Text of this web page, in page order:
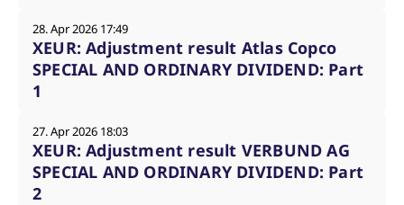
28. Apr 2026 17:49
XEUR: Adjustment result Atlas Copco
SPECIAL AND ORDINARY DIVIDEND: Part
1
27. Apr 2026 18:03
XEUR: Adjustment result VERBUND AG
SPECIAL AND ORDINARY DIVIDEND: Part
2